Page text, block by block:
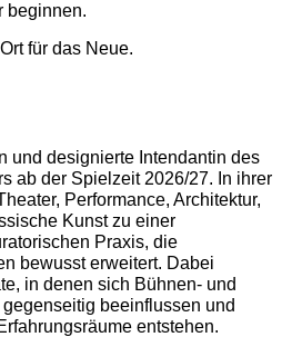
beginnen.
für das Neue.
und designierte Intendantin des
ab der Spielzeit 2026/27. In ihrer
Performance, Architektur,
Kunst zu einer
Praxis, die
bewusst erweitert. Dabei
in denen sich Bühnen- und
beeinflussen und
entstehen.